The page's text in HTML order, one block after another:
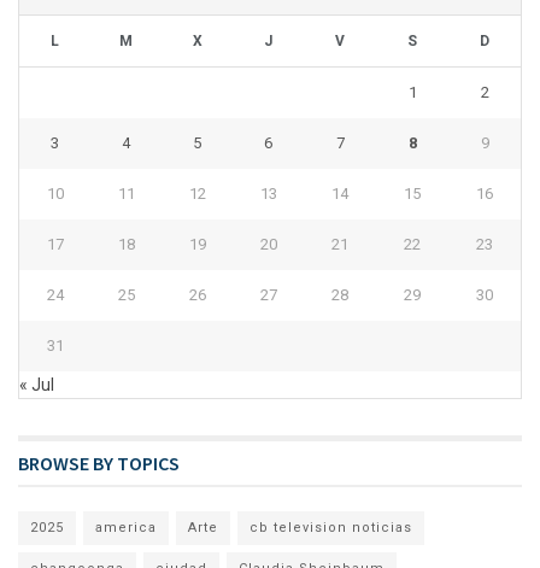
L M X J V S D
1 2
3 4 5 6 7 8 9
10 11 12 13 14 15 16
17 18 19 20 21 22 23
24 25 26 27 28 29 30
31
« Jul
BROWSE BY TOPICS
2025 america Arte cb television noticias